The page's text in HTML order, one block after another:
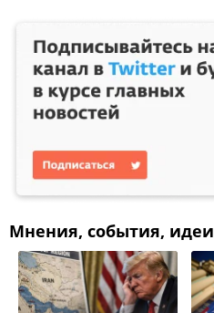
Мнения, события, идеи